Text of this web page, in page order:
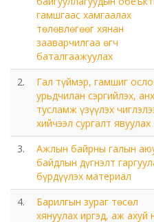
анхан шатны шүүх
Орхон аймаг дахь
БОЛОВСРОЛ,
ОРХОН АЙМАГ ДАХЬ ХӨДӨӨ
СУРГАЛТ ҮЙЛДВЭРЛЭЛИЙН
Мэргэжлийн сургалт,
Боловсролын газар
гамшгаас хамгаалах
төлөвлөгөөг хянан
зааварчилгаа өгч
баталгаажуулах
2.
Гал түймэр, гамшиг
урьдчилан сэргийлэх,
тусламж үзүүлэх
хийчээл сургалт явуулах
3.
Ажлын байрны галын
байдлын дүгнэлт
бүрдүүлэх материал
4.
Барилгын зураг төсөл
хянуулах иргэд, аж ахуй